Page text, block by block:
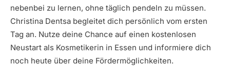
nebenbei zu lernen, ohne täglich pendeln zu müssen.
Christina Dentsa begleitet dich persönlich vom ersten
Tag an. Nutze deine Chance auf einen kostenlosen
Neustart als Kosmetikerin in Essen und informiere dich
noch heute über deine Fördermöglichkeiten.